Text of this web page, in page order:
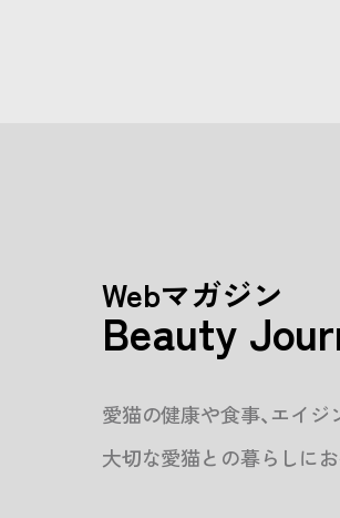
Webマガジン
Beauty
愛猫の健康や食事、エイ
大切な愛猫との暮らしに